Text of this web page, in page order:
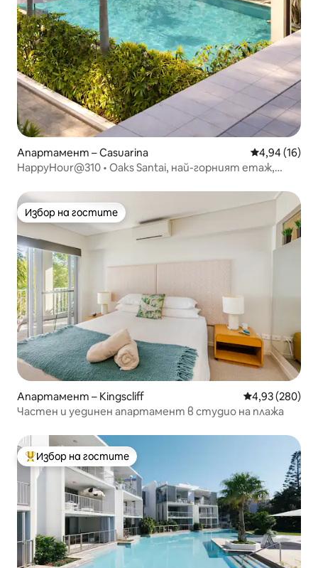
Апартамент – Casuarina Средна
4,94 (16)
HappyHour@310 • Oaks Santai, най-горният етаж,
Избор на гостите
Избор на гостите
Апартамент – Kingscliff Средна
4,93 (280)
Частен и уединен апартамент в студио на плажа
Най-популярен избор на гостите
Избор на гостите